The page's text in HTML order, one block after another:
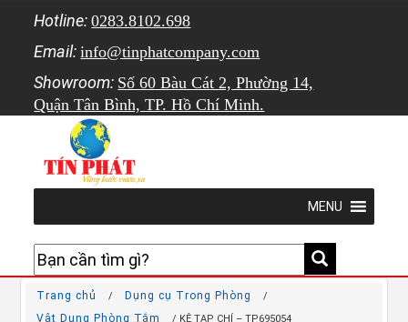
Hotline: 0283.8102.698
Email: info@tinphatcompany.com
Showroom: Số 60 Bàu Cát 2, Phường 14,
Quận Tân Bình, TP. Hồ Chí Minh.
MENU
Trang chủ / Dụng cụ Trong Phòng /
Vật Dụng Phòng Tắm / KỆ TẠP CHÍ – TP695054